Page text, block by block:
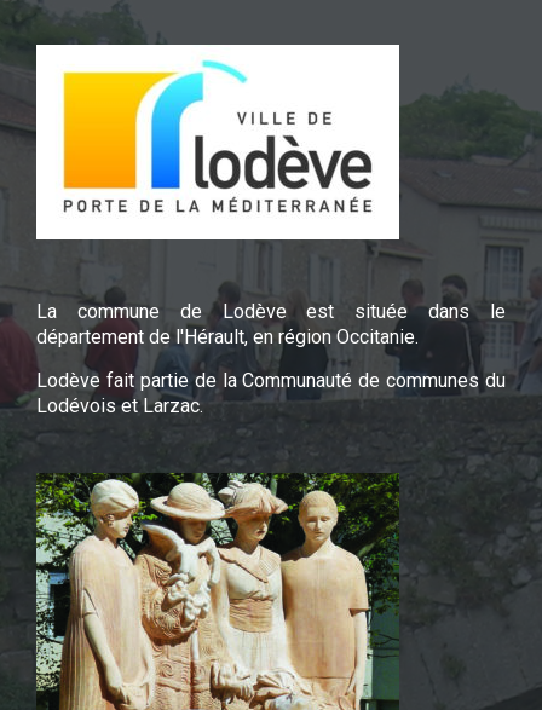
La commune de Lodève est située dans le
département de l'Hérault, en région Occitanie.
Lodève fait partie de la Communauté de communes du
Lodévois et Larzac.